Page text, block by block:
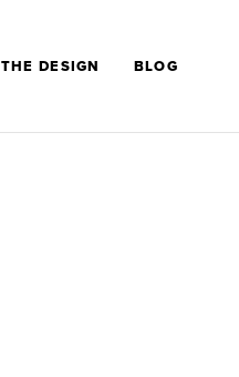
THE DESIGN BLOG